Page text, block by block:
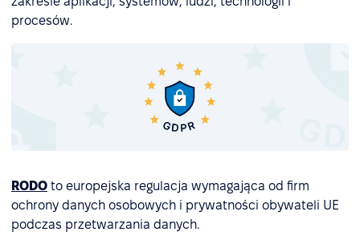
procesów.
RODO to europejska regulacja wymagająca od firm
ochrony danych osobowych i prywatności obywateli UE
podczas przetwarzania danych.